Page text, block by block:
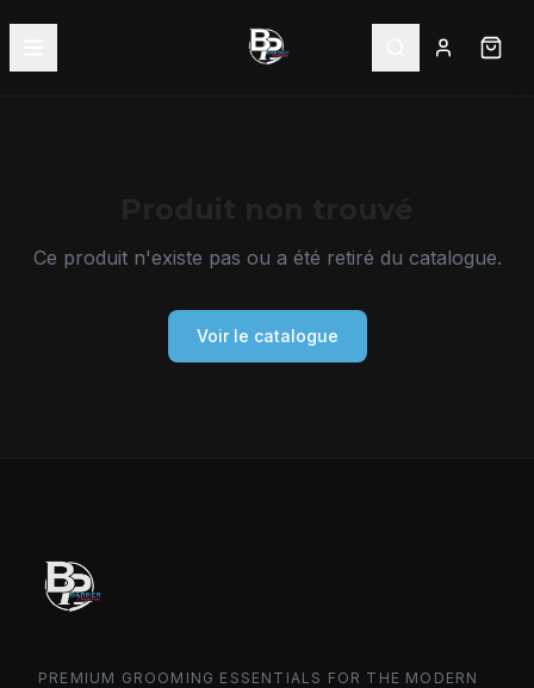
Ce produit n'existe pas ou a été retiré du catalogue.
Voir le catalogue
PREMIUM GROOMING ESSENTIALS FOR THE MODERN